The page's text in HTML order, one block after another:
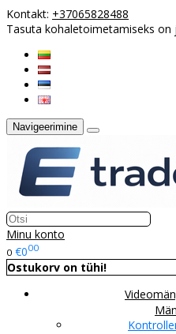
Kontakt: +37065828488
Tasuta kohaletoimetamiseks on
Navigeerimine
Minu konto
0 €000
Ostukorv on tühi!